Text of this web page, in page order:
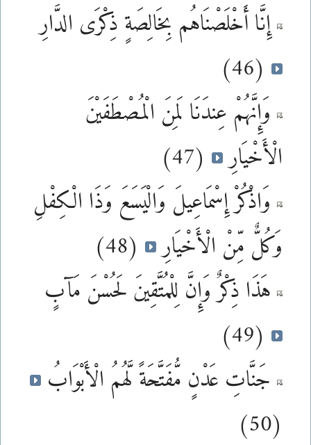
إِنَّا أَخْلَصْنَاهُم بِخَالِصَةٍ ذِكْرَى الدَّارِ
(46)
وَإِنَّهُمْ عِندَنَا لَمِنَ الْمُصْطَفَيْنَ
الْأَخْيَارِ
(47)
وَاذْكُرْ إِسْمَاعِيلَ وَالْيَسَعَ وَذَا الْكِفْلِ
وَكُلٌّ مِّنْ الْأَخْيَارِ
(48)
هَذَا ذِكْرٌ وَإِنَّ لِلْمُتَّقِينَ لَحُسْنَ مَآبٍ
(49)
جَنَّاتِ عَدْنٍ مُّفَتَّحَةً لَّهُمُ الْأَبْوَابُ
(50)